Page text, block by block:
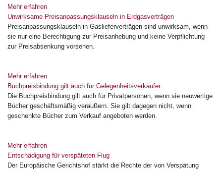
Mehr erfahren
Unwirksame Preisanpassungsklauseln in Erdgasverträgen
Preisanpassungsklauseln in Gaslieferverträgen sind unwirksam, wenn
sie nur eine Berechtigung zur Preisanhebung und keine Verpflichtung
zur Preisabsenkung vorsehen.
Mehr erfahren
Buchpreisbindung gilt auch für Gelegenheitsverkäufer
Die Buchpreisbindung gilt auch für Privatpersonen, wenn sie neuwertige
Bücher geschäftsmäßig veräußern. Sie gilt dagegen nicht, wenn
geschenkte Bücher zum Verkauf angeboten werden.
Mehr erfahren
Entschädigung für verspäteten Flug
Der Europäische Gerichtshof stärkt die Rechte der von Verspätung